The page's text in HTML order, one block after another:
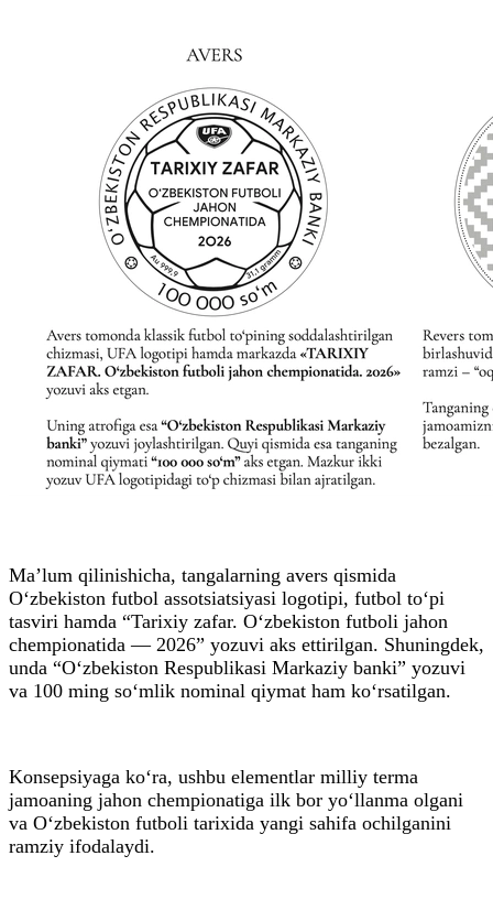
Ma’lum qilinishicha, tangalarning avers qismida
O‘zbekiston futbol assotsiatsiyasi logotipi, futbol to‘pi
tasviri hamda “Tarixiy zafar. O‘zbekiston futboli jahon
chempionatida — 2026” yozuvi aks ettirilgan. Shuningdek,
unda “O‘zbekiston Respublikasi Markaziy banki” yozuvi
va 100 ming so‘mlik nominal qiymat ham ko‘rsatilgan.
Konsepsiyaga ko‘ra, ushbu elementlar milliy terma
jamoaning jahon chempionatiga ilk bor yo‘llanma olgani
va O‘zbekiston futboli tarixida yangi sahifa ochilganini
ramziy ifodalaydi.